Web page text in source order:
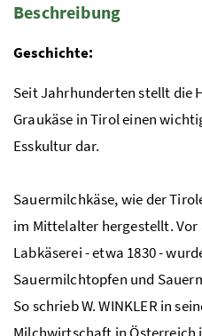
Beschreibung
Geschichte:
Seit Jahrhunderten stellt die
Graukäse in Tirol einen
Esskultur dar.
Sauermilchkäse, wie der
im Mittelalter hergestellt.
Labkäserei - etwa 1830 -
Sauermilchtopfen und
So schrieb W. WINKLER in